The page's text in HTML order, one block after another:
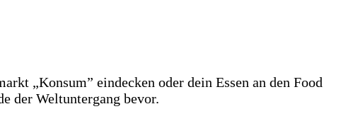
„Konsum” eindecken oder dein Essen an den Food
der Weltuntergang bevor.